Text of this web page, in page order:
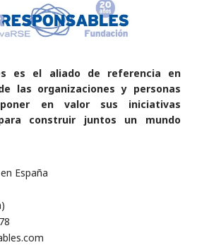
es el aliado de referencia en
las organizaciones y personas
en valor sus iniciativas
construir juntos un mundo
España